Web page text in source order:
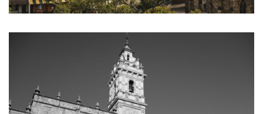
NEWSLETTER ABONNIEREN
Please select all the ways you would like to hear from
Ja, ich möchte ein Kundenkonto eröffnen und